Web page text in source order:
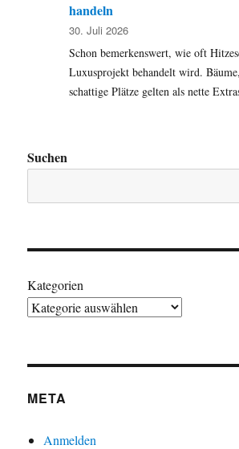
handeln
30. Juli 2026
Schon bemerkenswert, wie oft
Luxusprojekt behandelt wird.
schattige Plätze gelten als nette
Suchen
Kategorien
META
Anmelden